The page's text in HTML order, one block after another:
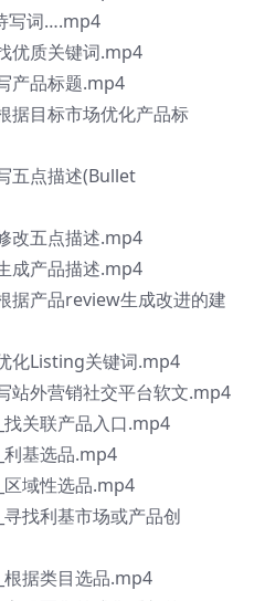
写词….mp4
优质关键词.mp4
产品标题.mp4
据目标市场优化产品标
五点描述(Bullet
改五点描述.mp4
成产品描述.mp4
据产品review生成改进的建
化Listing关键词.mp4
站外营销社交平台软文.mp4
关联产品入口.mp4
利基选品.mp4
域性选品.mp4
找利基市场或产品创
据类目选品.mp4